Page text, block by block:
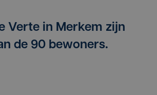
Verte in Merkem zijn
de 90 bewoners.